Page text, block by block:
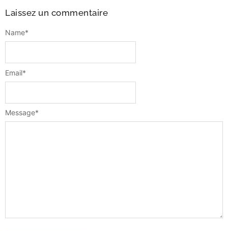
Laissez un commentaire
Message*
Name*
Email*